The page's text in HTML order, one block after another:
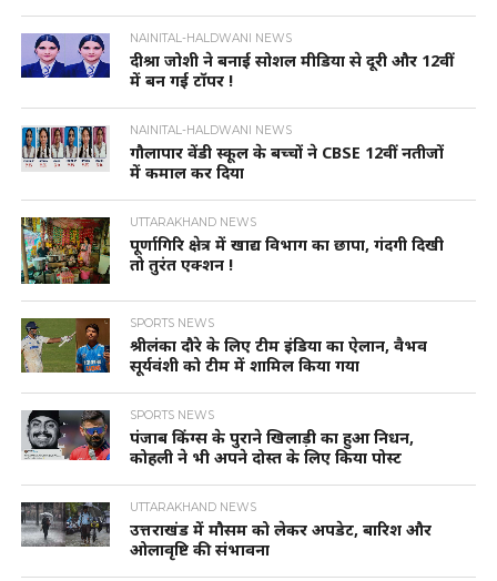
NAINITAL-HALDWANI NEWS
दीश्रा जोशी ने बनाई सोशल मीडिया से दूरी और 12वीं
में बन गई टॉपर !
NAINITAL-HALDWANI NEWS
गौलापार वेंडी स्कूल के बच्चों ने CBSE 12वीं नतीजों
में कमाल कर दिया
UTTARAKHAND NEWS
पूर्णागिरि क्षेत्र में खाद्य विभाग का छापा, गंदगी दिखी
तो तुरंत एक्शन !
SPORTS NEWS
श्रीलंका दौरे के लिए टीम इंडिया का ऐलान, वैभव
सूर्यवंशी को टीम में शामिल किया गया
SPORTS NEWS
पंजाब किंग्स के पुराने खिलाड़ी का हुआ निधन,
कोहली ने भी अपने दोस्त के लिए किया पोस्ट
UTTARAKHAND NEWS
उत्तराखंड में मौसम को लेकर अपडेट, बारिश और
ओलावृष्टि की संभावना